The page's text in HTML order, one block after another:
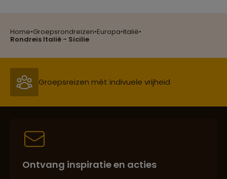
Home•Groepsrondreizen•Europa•Italië•
Rondreis Italië - Sicilie
Reizen met oog voor mens, cultuur en milieu
Groepsreizen mét indivuele vrijheid
Persoonlijk en deskundig reisadvies
Ontvang inspiratie en acties